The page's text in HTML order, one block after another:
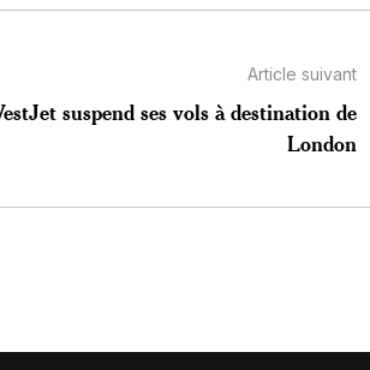
Article suivant
suspend ses vols à destination de
London